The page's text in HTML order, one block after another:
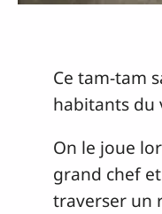
Ce tam-tam
habitants du
On le joue
grand chef
traverser un